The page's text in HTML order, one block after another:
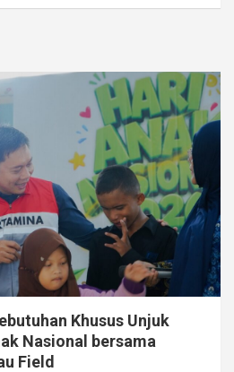
Khusus Unjuk
Nasional bersama
Field